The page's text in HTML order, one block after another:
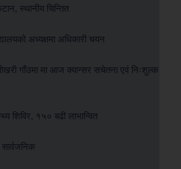
स्थानीय चिन्तित
अध्यक्षमा अधिकारी चयन
गाँउमा मा आज क्यान्सर सचेतना एवं निःशुल्क
शिविर, १५० बढी लाभान्वित